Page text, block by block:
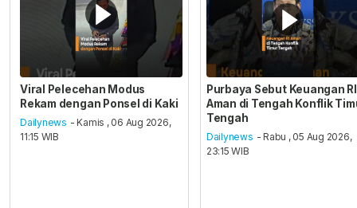
Viral Pelecehan Modus
Rekam dengan Ponsel di Kaki
Dailynews - Kamis , 06 Aug 2026,
11:15 WIB
Purbaya Sebut Keuangan RI
Aman di Tengah Konflik
Tengah
Dailynews - Rabu , 05 Aug 2026,
23:15 WIB